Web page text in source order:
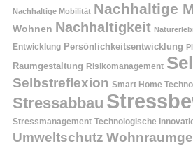
Nachhaltige Mobilität Nachhaltige
Wohnen Nachhaltigkeit
Entwicklung Persönlichkeitsentwicklung
Raumgestaltung Risikomanagement
Selbstreflexion Smart Home
Stressabbau
Stressmanagement Technologische
Umweltschutz